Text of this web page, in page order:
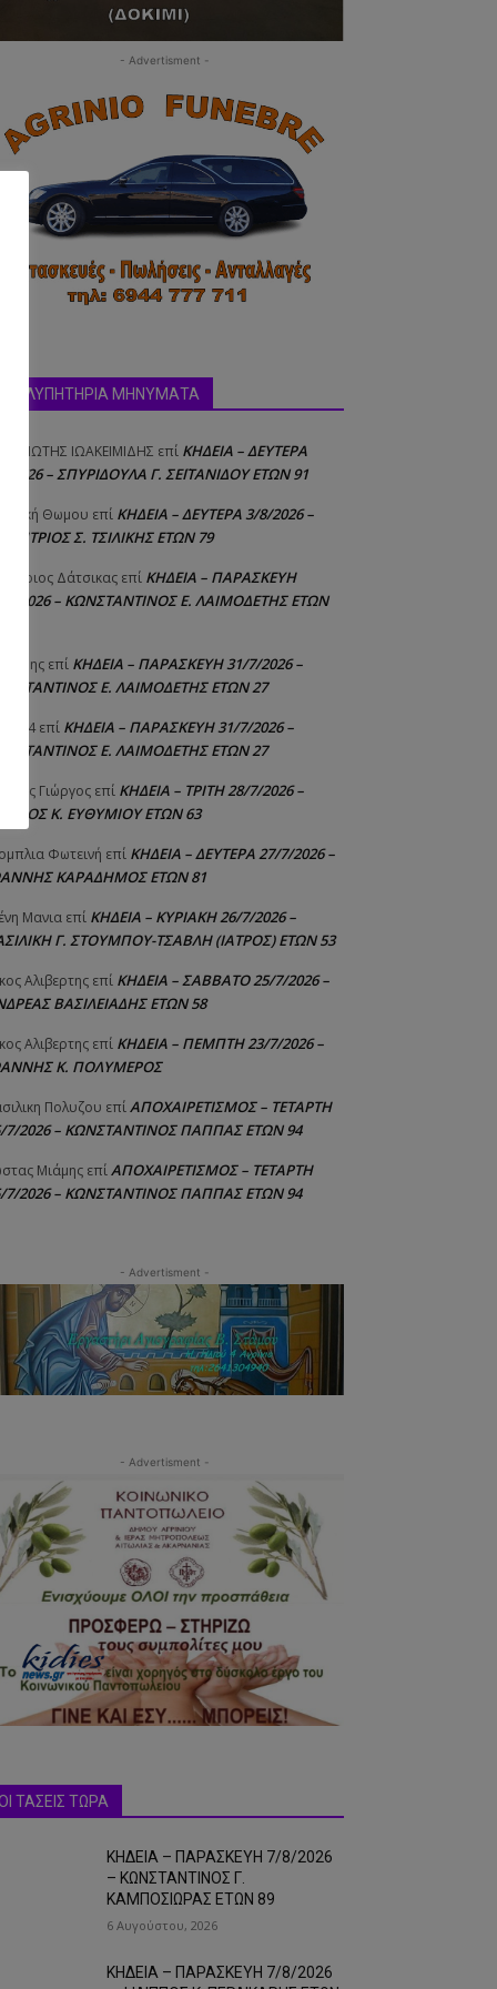
- Advertisment -
ΜΗΝΥΜΑΤΑ
IΩΑΚΕΙΜΙΔΗΣ επί ΚΗΔΕΙΑ – ΔΕΥΤΕΡΑ
2026 – ΣΠΥΡΙΔΟΥΛΑ Γ. ΣΕΪΤΑΝΙΔΟΥ ΕΤΩΝ 91
Θωμου επί ΚΗΔΕΙΑ – ΔΕΥΤΕΡΑ 3/8/2026 –
Σ. ΤΣΙΛΙΚΗΣ ΕΤΩΝ 79
Δάτσικας επί ΚΗΔΕΙΑ – ΠΑΡΑΣΚΕΥΗ
7/2026 – ΚΩΝΣΤΑΝΤΙΝΟΣ Ε. ΛΑΙΜΟΔΕΤΗΣ ΕΤΩΝ
επί ΚΗΔΕΙΑ – ΠΑΡΑΣΚΕΥΗ 31/7/2026 –
Ε. ΛΑΙΜΟΔΕΤΗΣ ΕΤΩΝ 27
επί ΚΗΔΕΙΑ – ΠΑΡΑΣΚΕΥΗ 31/7/2026 –
Ε. ΛΑΙΜΟΔΕΤΗΣ ΕΤΩΝ 27
Γιώργος επί ΚΗΔΕΙΑ – ΤΡΙΤΗ 28/7/2026 –
Κ. ΕΥΘΥΜΙΟΥ ΕΤΩΝ 63
Φωτεινή επί ΚΗΔΕΙΑ – ΔΕΥΤΕΡΑ 27/7/2026 –
ΚΑΡΑΔΗΜΟΣ ΕΤΩΝ 81
Μανια επί ΚΗΔΕΙΑ – ΚΥΡΙΑΚΗ 26/7/2026 –
Γ. ΣΤΟΥΜΠΟΥ-ΤΣΑΒΛΗ (ΙΑΤΡΟΣ) ΕΤΩΝ 53
Αλιβερτης επί ΚΗΔΕΙΑ – ΣΑΒΒΑΤΟ 25/7/2026 –
ΒΑΣΙΛΕΙΑΔΗΣ ΕΤΩΝ 58
Αλιβερτης επί ΚΗΔΕΙΑ – ΠΕΜΠΤΗ 23/7/2026 –
Κ. ΠΟΛΥΜΕΡΟΣ
Πολυζου επίΑΠΟΧΑΙΡΕΤΙΣΜΟΣ – ΤΕΤΑΡΤΗ
7/2026 – ΚΩΝΣΤΑΝΤΙΝΟΣ ΠΑΠΠΑΣ ΕΤΩΝ 94
Μιάμης επίΑΠΟΧΑΙΡΕΤΙΣΜΟΣ – ΤΕΤΑΡΤΗ
7/2026 – ΚΩΝΣΤΑΝΤΙΝΟΣ ΠΑΠΠΑΣ ΕΤΩΝ 94
- Advertisment -
- Advertisment -
ΤΑΣΕΙΣ ΤΩΡΑ
ΚΗΔΕΙΑ – ΠΑΡΑΣΚΕΥΗ 7/8/2026
– ΚΩΝΣΤΑΝΤΙΝΟΣ Γ.
ΚΑΜΠΟΣΙΩΡΑΣ ΕΤΩΝ 89
6 Αυγούστου, 2026
ΚΗΔΕΙΑ – ΠΑΡΑΣΚΕΥΗ 7/8/2026